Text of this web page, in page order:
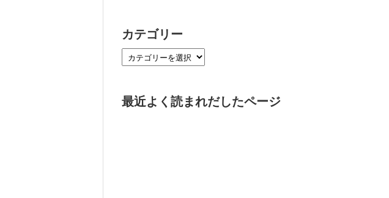
カテゴリー
最近よく読まれだしたページ